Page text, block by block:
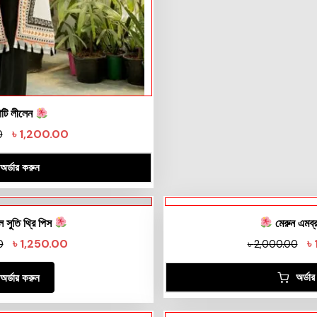
লীলেন
৳1,200.00
অর্ডার করুন
সুতি থ্রি পিস
৳1,250.00
অর্ডার করুন
মেরুন
৳2,000.00 ৳